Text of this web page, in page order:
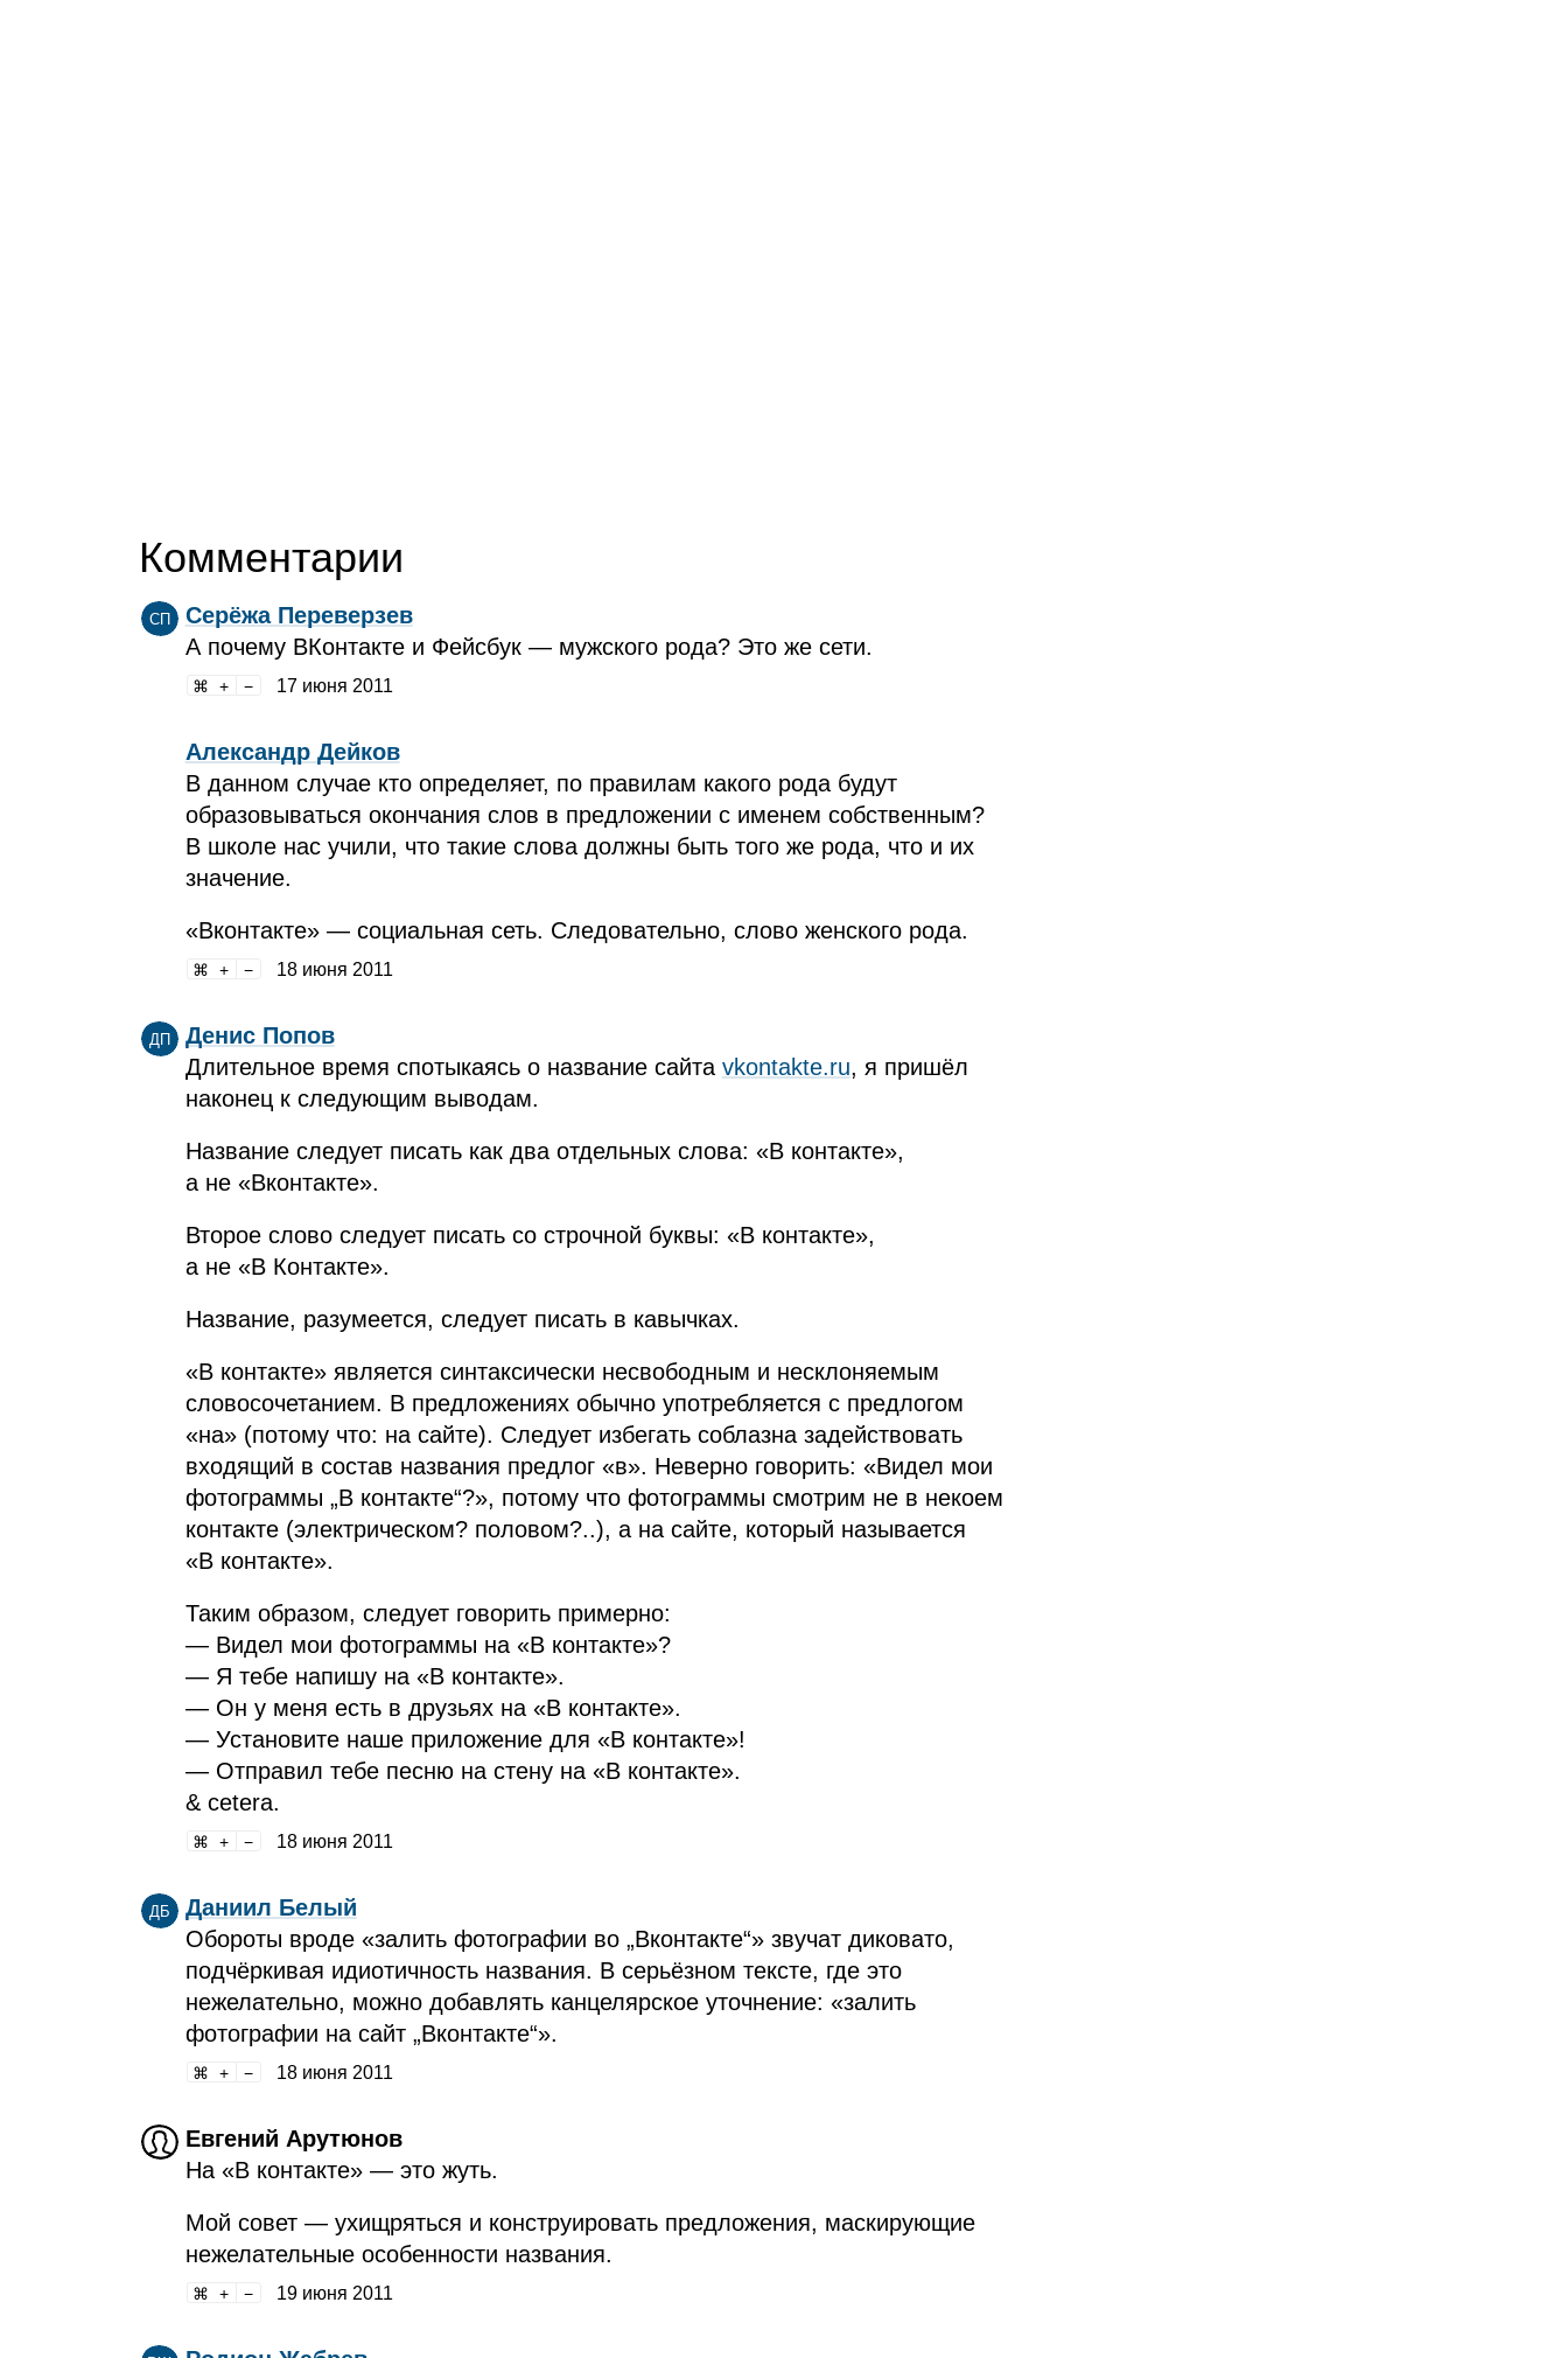
Комментарии
СП
Серёжа Переверзев
А почему ВКонтакте и Фейсбук — мужского рода? Это же сети.
17 июня 2011
Александр Дейков
В данном случае кто определяет, по правилам какого рода будут
образовываться окончания слов в предложении с именем собственным?
В школе нас учили, что такие слова должны быть того же рода, что и их
значение.
«Вконтакте» — социальная сеть. Следовательно, слово женского рода.
18 июня 2011
ДП
Денис Попов
Длительное время спотыкаясь о название сайта vkontakte.ru, я пришёл
наконец к следующим выводам.
Название следует писать как два отдельных слова: «В контакте»,
а не «Вконтакте».
Второе слово следует писать со строчной буквы: «В контакте»,
а не «В Контакте».
Название, разумеется, следует писать в кавычках.
«В контакте» является синтаксически несвободным и несклоняемым
словосочетанием. В предложениях обычно употребляется с предлогом
«на» (потому что: на сайте). Следует избегать соблазна задействовать
входящий в состав названия предлог «в». Неверно говорить: «Видел мои
фотограммы „В контакте“?», потому что фотограммы смотрим не в некоем
контакте (электрическом? половом?..), а на сайте, который называется
«В контакте».
Таким образом, следует говорить примерно:
— Видел мои фотограммы на «В контакте»?
— Я тебе напишу на «В контакте».
— Он у меня есть в друзьях на «В контакте».
— Установите наше приложение для «В контакте»!
— Отправил тебе песню на стену на «В контакте».
& cetera.
18 июня 2011
ДБ
Даниил Белый
Обороты вроде «залить фотографии во „Вконтакте“» звучат диковато,
подчёркивая идиотичность названия. В серьёзном тексте, где это
нежелательно, можно добавлять канцелярское уточнение: «залить
фотографии на сайт „Вконтакте“».
18 июня 2011
Евгений Арутюнов
На «В контакте» — это жуть.
Мой совет — ухищряться и конструировать предложения, маскирующие
нежелательные особенности названия.
19 июня 2011